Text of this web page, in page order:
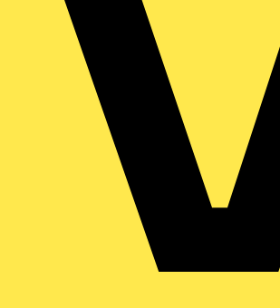
Elektrofachkräfte Zugang zu Branchennews,
Schulungen und Tools – alles auf einer
Community.